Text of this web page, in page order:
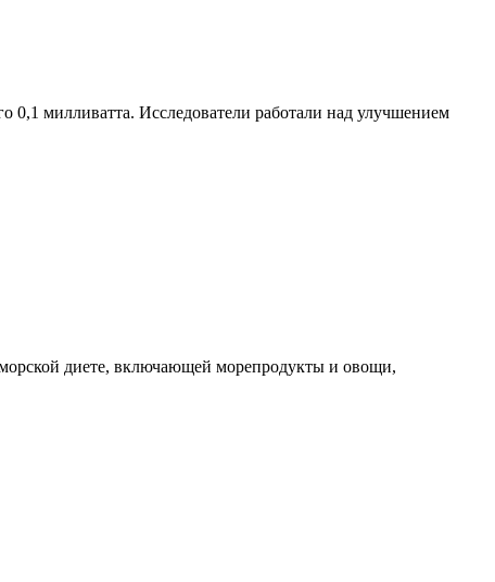
милливатта. Исследователи работали над улучшением
диете, включающей морепродукты и овощи,